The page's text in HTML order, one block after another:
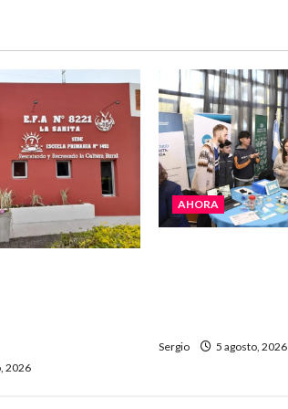
2026
AHORA
Sergio 5 agosto, 2026